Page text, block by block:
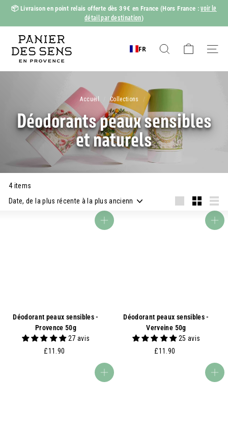
Passer
contenu
Diaporama
Pause
📦 Livraison en point relais offerte dès 39€ en France (Hors France :voir le
détail par destination)
a
e
n
s
FR
Rechercher
Accueil Collections /
Déodorants peaux sensibles
et naturels
4 items
Appliquer
Petit
Ajouter au panier
Déodorant peaux sensibles -
Provence 50g
27 avis
£11.90
Ajouter au panier
Déodorant peaux sensibles -
Verveine 50g
25 avis
£11.90
Ajouter au panier Ajouter au panier